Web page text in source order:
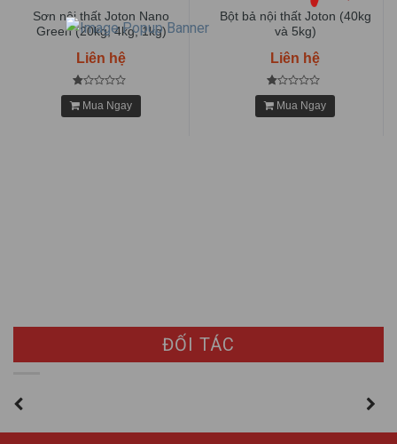
Sơn nội thất Joton Nano
Green (20kg, 4kg, 1kg)
Liên hệ
Mua Ngay
Bột bả nội thất Joton (40kg
và 5kg)
Liên hệ
Mua Ngay
ĐỐI TÁC